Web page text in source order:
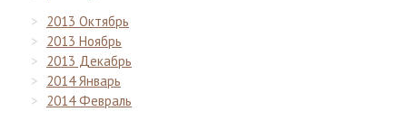
2013 Октябрь
2013 Ноябрь
2013 Декабрь
2014 Январь
2014 Февраль